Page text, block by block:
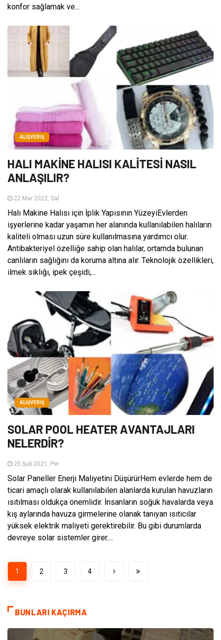
konfor sağlamak ve...
ALIŞVERIŞ
HALI MAKİNE HALISI KALİTESİ NASIL
ANLAŞILIR?
22 Mar 2022, Sal
Halı Makine Halısı için İplik Yapısının YüzeyiEvlerden
işyerlerine kadar yaşamın her alanında kullanılabilen halıların
kaliteli olması uzun süre kullanılmasına yardımcı olur.
Antibakteriyel özelliğe sahip olan halılar, ortamda bulunan
canlıların sağlığını da koruma altına alır. Teknolojik özellikleri,
ilmek sıklığı, ipek çeşidi,...
ALIŞVERIŞ
SOLAR POOL HEATER AVANTAJLARI
NELERDİR?
25 Şub 2021, Per
Solar Paneller Enerji Maliyetini DüşürürHem evlerde hem de
ticari amaçlı olarak kullanılabilen alanlarda kurulan havuzların
ısıtılması oldukça önemlidir. İnsanların soğuk havalarda veya
kış aylarında havuza girmelerine olanak tanıyan ısıtıcılar
yüksek elektrik maliyeti gerektirebilir. Bu gibi durumlarda
devreye solar sistemler girer....
1 2 3 4
BUNLARI KAÇIRMA